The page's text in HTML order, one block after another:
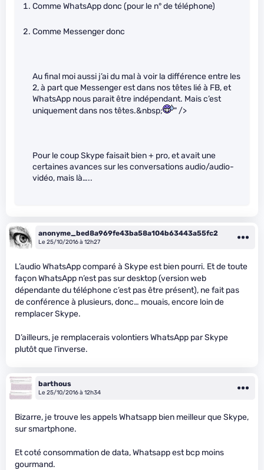
Comme WhatsApp donc (pour le n° de téléphone)
Comme Messenger donc
Au final moi aussi j’ai du mal à voir la différence entre les
2, à part que Messenger est dans nos têtes lié à FB, et
WhatsApp nous parait être indépendant. Mais c’est
uniquement dans nos têtes.&nbsp;
" />
Pour le coup Skype faisait bien + pro, et avait une
certaines avances sur les conversations audio/audio-
vidéo, mais là…..
anonyme_bed8a969fe43ba58a104b63443a55fc2
Le 25/10/2016 à 12h27
L’audio WhatsApp comparé à Skype est bien pourri. Et de toute
façon WhatsApp n’est pas sur desktop (version web
dépendante du téléphone c’est pas être présent), ne fait pas
de conférence à plusieurs, donc… mouais, encore loin de
remplacer Skype.
D’ailleurs, je remplacerais volontiers WhatsApp par Skype
plutôt que l’inverse.
barthous
Le 25/10/2016 à 12h34
Bizarre, je trouve les appels Whatsapp bien meilleur que Skype,
sur smartphone.
Et coté consommation de data, Whatsapp est bcp moins
gourmand.